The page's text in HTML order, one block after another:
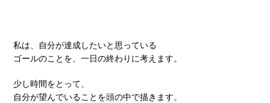
私は、自分が達成したいと思っている
ゴールのことを、一日の終わりに考えます。
少し時間をとって、
自分が望んでいることを頭の中で描きます。